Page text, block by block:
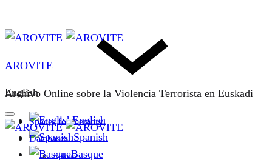
English
English
Spanish
Basque
AROVITE
Archivo Online sobre la Violencia Terrorista en Euskadi
Spaces for memory
Databases
Bakeaz